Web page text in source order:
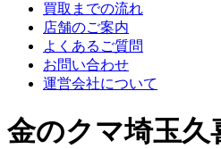
買取までの流れ
店舗のご案内
よくあるご質問
お問い合わせ
運営会社について
金のクマ埼玉久